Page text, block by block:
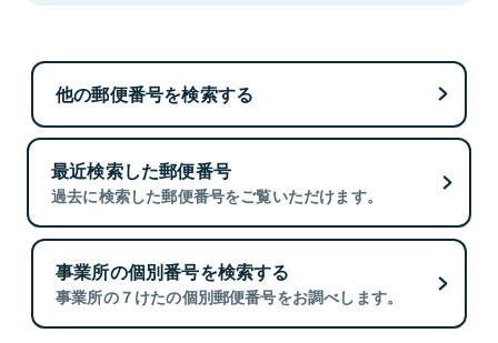
他の郵便番号を検索する
最近検索した郵便番号
過去に検索した郵便番号をご覧いただけます。
事業所の個別番号を検索する
事業所の７けたの個別郵便番号をお調べします。